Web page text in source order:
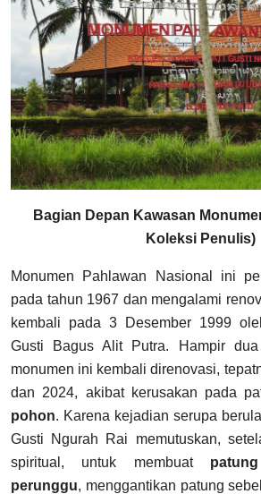
Bagian Depan Kawasan
Koleksi Penulis)
Monumen Pahlawan Nasional ini
pada tahun 1967 dan mengalami
kembali pada 3 Desember 1999
Gusti Bagus Alit Putra. Hampir dua
monumen ini kembali direnovasi,
dan 2024, akibat kerusakan pada
pohon. Karena kejadian serupa
Gusti Ngurah Rai memutuskan,
spiritual, untuk membuat
perunggu, menggantikan patung